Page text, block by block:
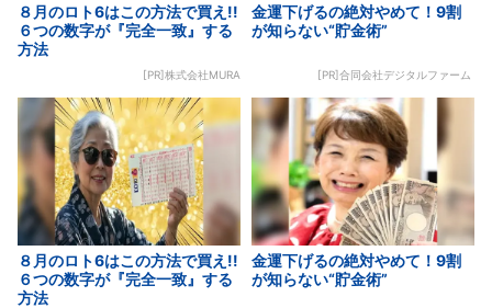
８月のロト6はこの方法で買え!!
６つの数字が『完全一致』する
方法
[PR]株式会社MURA
金運下げるの絶対やめて！9割
が知らない“貯金術”
[PR]合同会社デジタルファーム
８月のロト6はこの方法で買え!!
６つの数字が『完全一致』する
方法
金運下げるの絶対やめて！9割
が知らない“貯金術”